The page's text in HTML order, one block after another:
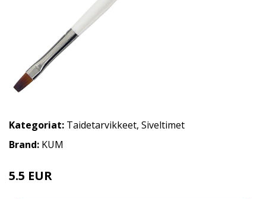
Kategoriat: Taidetarvikkeet, Siveltimet
Brand: KUM
5.5 EUR